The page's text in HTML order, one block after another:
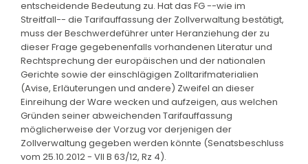
entscheidende Bedeutung zu. Hat das FG --wie im
Streitfall-- die Tarifauffassung der Zollverwaltung bestätigt,
muss der Beschwerdeführer unter Heranziehung der zu
dieser Frage gegebenenfalls vorhandenen Literatur und
Rechtsprechung der europäischen und der nationalen
Gerichte sowie der einschlägigen Zolltarifmaterialien
(Avise, Erläuterungen und andere) Zweifel an dieser
Einreihung der Ware wecken und aufzeigen, aus welchen
Gründen seiner abweichenden Tarifauffassung
möglicherweise der Vorzug vor derjenigen der
Zollverwaltung gegeben werden könnte (Senatsbeschluss
vom 25.10.2012 - VII B 63/12, Rz 4).